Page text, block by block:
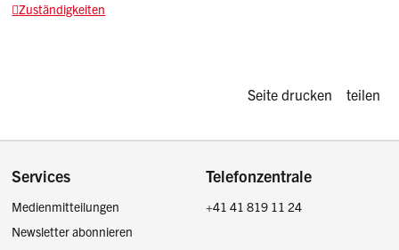
Zuständigkeiten
Diese Seite
Seite drucken teilen
Footer
Services
Medienmitteilungen
Newsletter abonnieren
Telefonzentrale
+41 41 819 11 24